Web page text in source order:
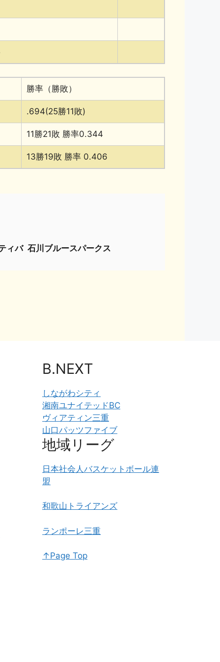
勝率（勝敗）
.694(25勝11敗)
11勝21敗 勝率0.344
13勝19敗 勝率 0.406
ィバ 石川ブルースパークス
B.NEXT
しながわシティ
湘南ユナイテッドBC
ヴィアティン三重
山口パッツファイブ
地域リーグ
日本社会人バスケットボール連
盟
和歌山トライアンズ
ランポーレ三重
↑Page Top